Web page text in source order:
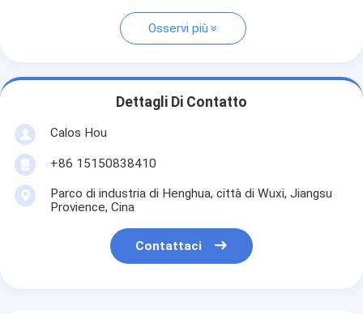
Osservi più
Dettagli Di Contatto
Calos Hou
+86 15150838410
Parco di industria di Henghua, città di Wuxi, Jiangsu
Provience, Cina
Contattaci